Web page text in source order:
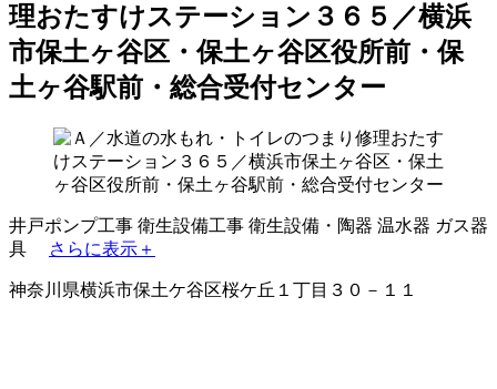
理おたすけステーション３６５／横浜
市保土ヶ谷区・保土ヶ谷区役所前・保
土ヶ谷駅前・総合受付センター
井戸ポンプ工事 衛生設備工事 衛生設備・陶器 温水器 ガス器
具
さらに表示＋
神奈川県横浜市保土ケ谷区桜ケ丘１丁目３０－１１